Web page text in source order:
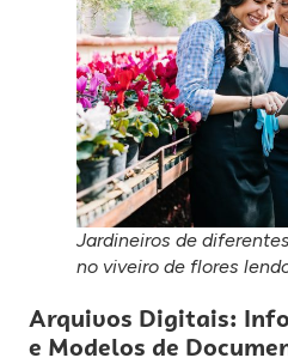
Jardineiros de
no viveiro de flores
Arquivos Digitais:
e Modelos de